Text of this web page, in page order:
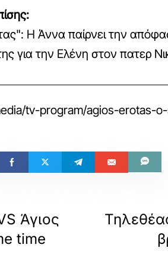
Η Άννα παίρνει την
για την Ελένη στον πατερ
tv-program/agios-erotas-
Άγιος
time